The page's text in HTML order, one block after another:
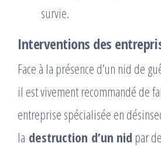
survie.
Interventions des
Face à la présence d’un nid de
il est vivement recommandé de
entreprise spécialisée en
la destruction d’un nid par